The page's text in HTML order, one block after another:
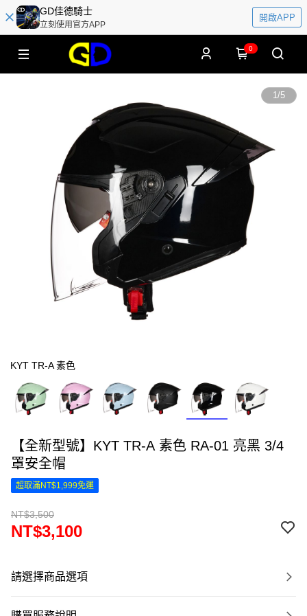
GD佳德騎士
立刻使用官方APP
開啟APP
0
1/5
KYT TR-A 素色
【全新型號】KYT TR-A 素色 RA-01 亮黑 3/4
罩安全帽
超取滿NT$1,999免運
NT$3,500
NT$3,100
請選擇商品選項